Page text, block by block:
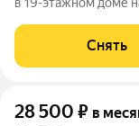
Посудомоечная машина Микроволновка
кирпичный, окна
Снять
28 500 ₽ в